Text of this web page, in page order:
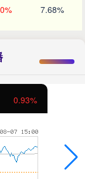
7.68%
0.93%